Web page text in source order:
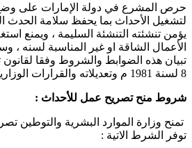
حرص المشرع في دولة الإمارات على
لتشغيل الأحداث بما يحفظ سلامة الحدث
يؤمن تنشئته التنشئة السليمة ، ويمنع
الأعمال الشاقة او غير المناسبة لسنه ،
تبيان هذه الضوابط والشروط وفقا
8 لسنة 1981 م وتعديلاته والقرارات الوزارية الصادرة تنفيذا له .
شروط منح تصريح عمل للأحداث :
تمنح وزارة الموارد البشرية والتوطين
توفر الشرط الاتية :